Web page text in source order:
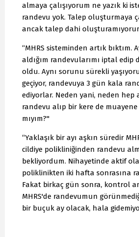
almaya çalışıyorum ne yazık ki
randevu yok. Talep oluşturmaya
ancak talep dahi
“MHRS sisteminden artık bıktım.
aldığım randevularımı iptal edip
oldu. Aynı sorunu sürekli
geçiyor, randevuya 3 gün kala
ediyorlar. Neden yani, neden hep
randevu alıp bir kere de
mıyım?"
“Yaklaşık bir ayı aşkın süredir
cildiye polikliniğinden randevu
bekliyordum. Nihayetinde aktif
poliklinikten iki hafta sonrasına
Fakat birkaç gün sonra, kontrol
MHRS'de randevumun
bir buçuk ay olacak, hala